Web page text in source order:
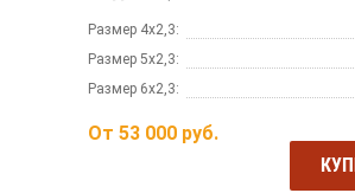
Размер 4х2,3:
Размер 5х2,3:
Размер 6х2,3:
От 53 000 руб.